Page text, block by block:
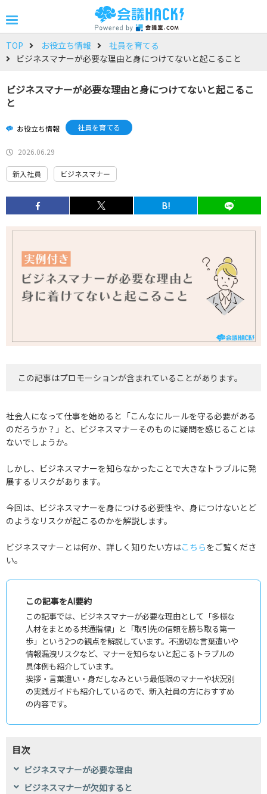
TOP お役立ち情報
社員を育てる
ビジネスマナーが必要な理由と身につけてないと起こること
ビジネスマナーが必要な理由と身につけてないと起こるこ
と
お役立ち情報 社員を育てる
2026.06.29
新入社員 ビジネスマナー
B!
この記事はプロモーションが含まれていることがあります。
社会人になって仕事を始めると「こんなにルールを守る必要がある
のだろうか？」と、ビジネスマナーそのものに疑問を感じることは
ないでしょうか。
しかし、ビジネスマナーを知らなかったことで大きなトラブルに発
展するリスクがあります。
今回は、ビジネスマナーを身につける必要性や、身につけないとど
のようなリスクが起こるのかを解説します。
ビジネスマナーとは何か、詳しく知りたい方はこちらをご覧くださ
い。
この記事をAI要約
この記事では、ビジネスマナーが必要な理由として「多様な
人材をまとめる共通指標」と「取引先の信頼を勝ち取る第一
歩」という2つの観点を解説しています。不適切な言葉遣いや
情報漏洩リスクなど、マナーを知らないと起こるトラブルの
具体例も紹介しています。
挨拶・言葉遣い・身だしなみという最低限のマナーや状況別
の実践ガイドも紹介しているので、新入社員の方におすすめ
の内容です。
目次
ビジネスマナーが必要な理由
ビジネスマナーが欠如すると